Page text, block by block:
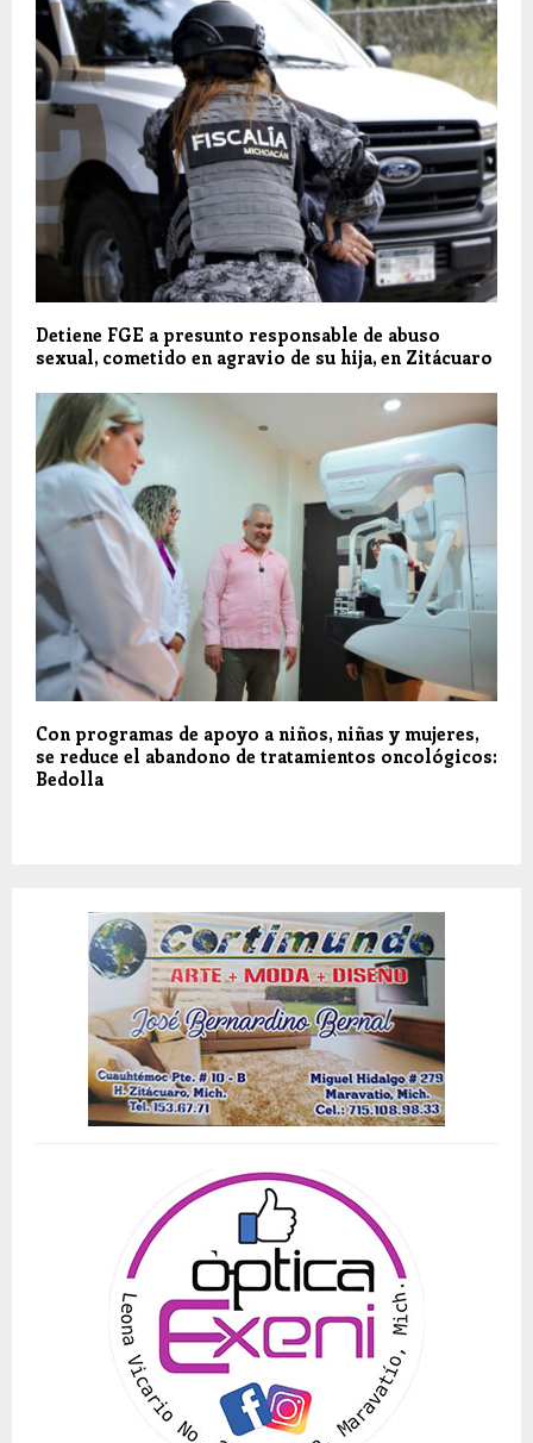
Detiene FGE a presunto responsable de abuso
sexual, cometido en agravio de su hija, en Zitácuaro
Con programas de apoyo a niños, niñas y mujeres,
se reduce el abandono de tratamientos oncológicos:
Bedolla